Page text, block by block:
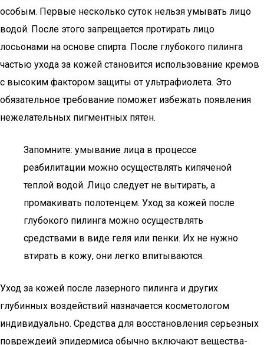
особым. Первые несколько суток нельзя умывать лицо
водой. После этого запрещается протирать лицо
лосьонами на основе спирта. После глубокого пилинга
частью ухода за кожей становится использование кремов
с высоким фактором защиты от ультрафиолета. Это
обязательное требование поможет избежать появления
нежелательных пигментных пятен.
Запомните: умывание лица в процессе
реабилитации можно осуществлять кипяченой
теплой водой. Лицо следует не вытирать, а
промакивать полотенцем. Уход за кожей после
глубокого пилинга можно осуществлять
средствами в виде геля или пенки. Их не нужно
втирать в кожу, они легко впитываются.
Уход за кожей после лазерного пилинга и других
глубинных воздействий назначается косметологом
индивидуально. Средства для восстановления серьезных
повреждеий эпидермиса обычно включают вещества-